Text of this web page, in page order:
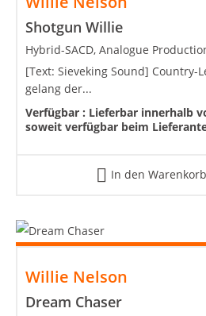
Shotgun Willie
Hybrid-SACD, Analogue
[Text: Sieveking Sound] Country-
gelang der...
Verfügbar : Lieferbar innerhalb
soweit verfügbar beim
In den Warenkorb
Willie Nelson
Dream Chaser